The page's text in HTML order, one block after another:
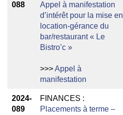
088
Appel à manifestation
d’intérêt pour la mise en
location-gérance du
bar/restaurant « Le
Bistro’c »
>>>Appel à
manifestation
2024-
089
FINANCES :
Placements à terme –